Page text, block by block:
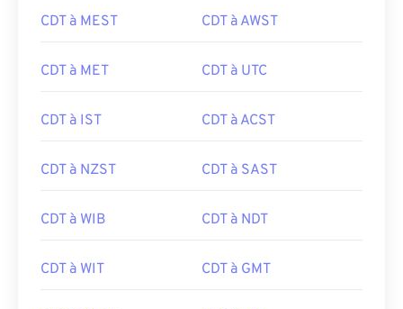
CDT à MEST CDT à AWST
CDT à MET CDT à UTC
CDT à IST CDT à ACST
CDT à NZST CDT à SAST
CDT à WIB CDT à NDT
CDT à WIT CDT à GMT